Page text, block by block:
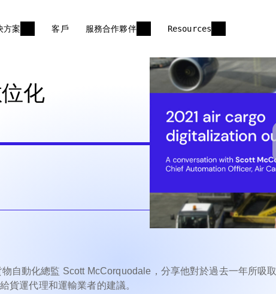
方案 客戶 服務合作夥伴 Resources
化
自動化總監 Scott McCorquodale，分享他對於過去一年所吸取
貨運代理和運輸業者的建議。